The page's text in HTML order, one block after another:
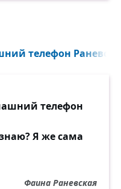
телефон
телефон
Я же сама
Фаина Раневская